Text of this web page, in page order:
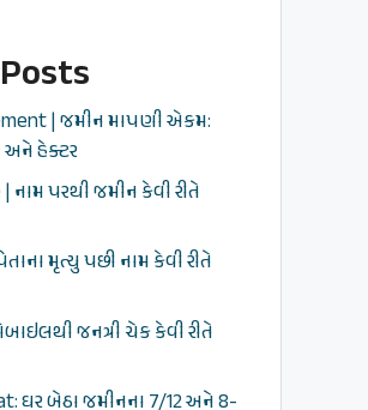
| જમીન માપણી એકમ:
અને હેક્ટર
નામ પરથી જમીન કેવી રીતે
મૃત્યુ પછી નામ કેવી રીતે
જનત્રી ચેક કેવી રીતે
ઘર બેઠા જમીનના 7/12 અને 8-